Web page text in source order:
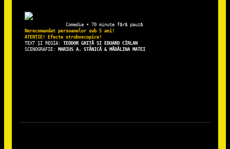
Nerecomandat persoanelor sub 5 ani!
TEXT ȘI REGIA: TEODOR GHIȚĂ ȘI EDUARD CÎRLAN
SCENOGRAFIE: MARIUS A. STĂNICĂ & MĂDĂLINA MATEI